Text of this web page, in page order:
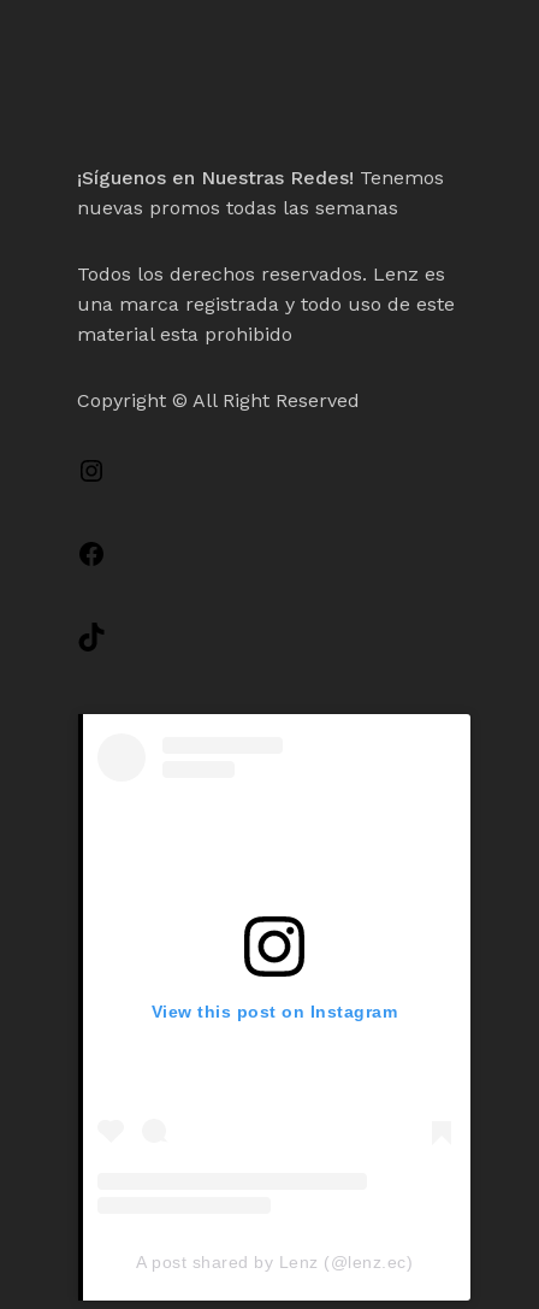
¡Síguenos en Nuestras Redes! Tenemos
nuevas promos todas las semanas
Todos los derechos reservados. Lenz es
una marca registrada y todo uso de este
material esta prohibido
Copyright © All Right Reserved
View this post on Instagram
A post shared by Lenz (@lenz.ec)